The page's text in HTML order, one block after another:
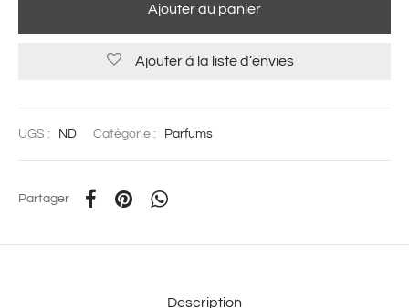
Ajouter au panier
Ajouter à la liste d’envies
UGS : ND Catégorie : Parfums
Partager
Description